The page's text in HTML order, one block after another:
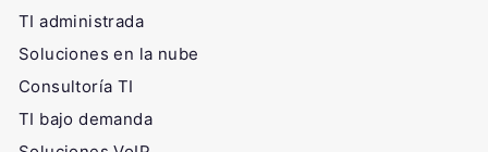
TI administrada
Soluciones en la nube
Consultoría TI
TI bajo demanda